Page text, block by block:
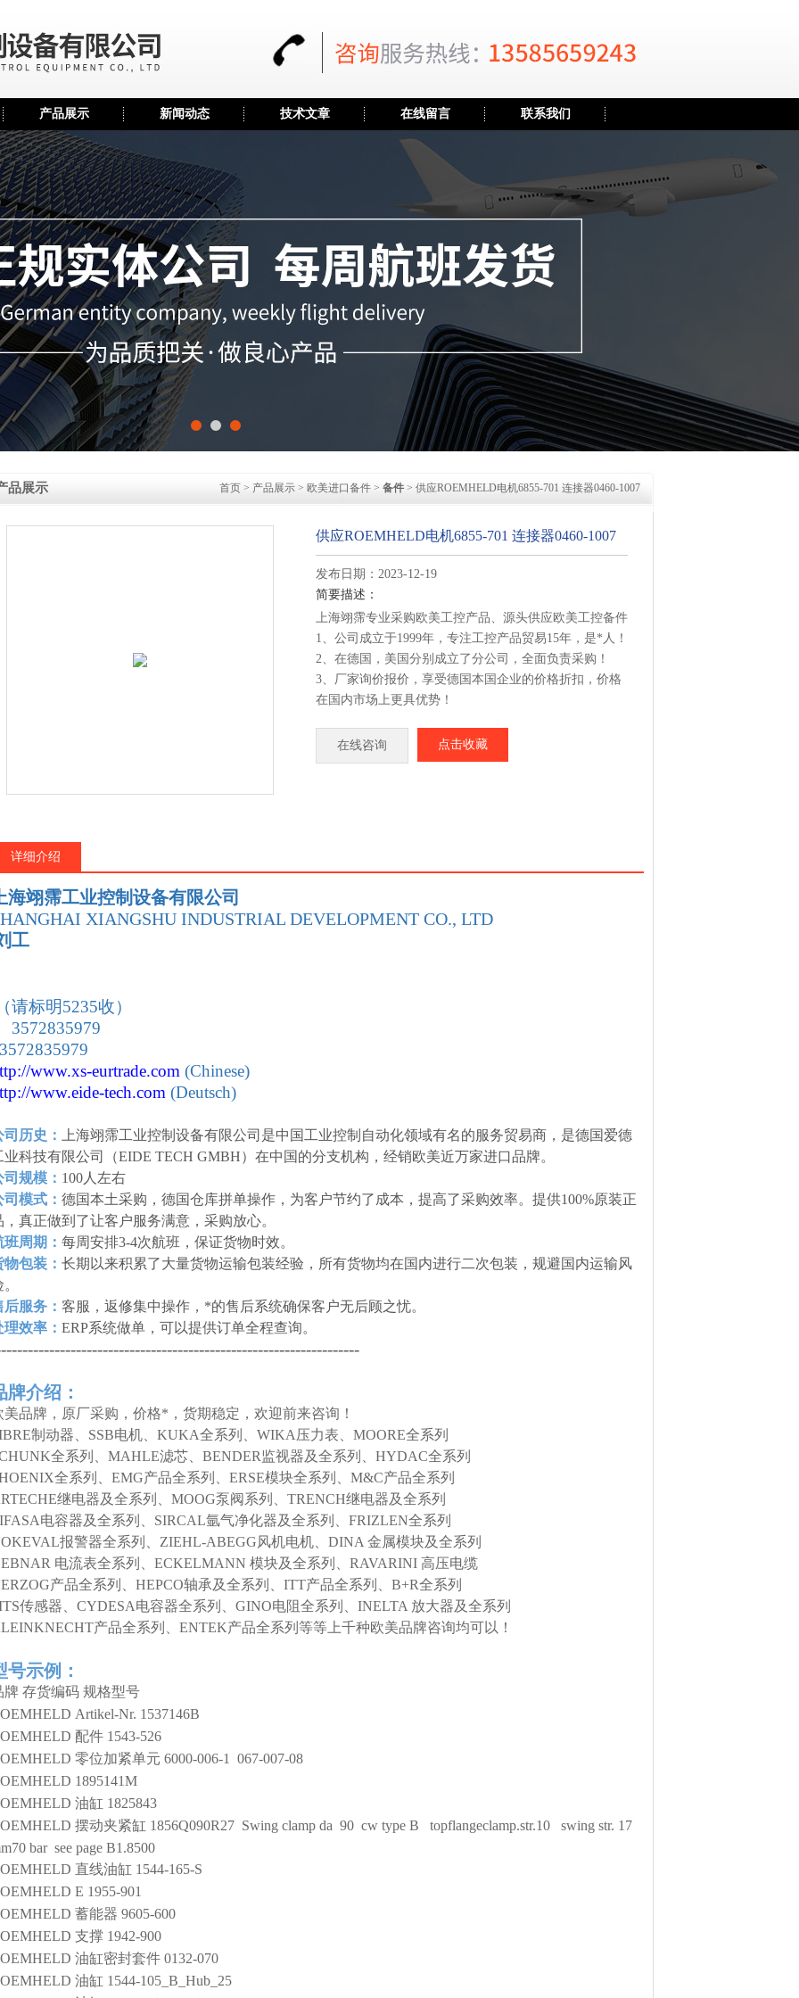
产品展示 新闻动态 技术文章 在线留言 联系我们
品展示 首页 > 产品展示 > 欧美进口备件 > 备件 > 供应ROEMHELD电机6855-701 连接器0460-1007
供应ROEMHELD电机6855-701 连接器0460-1007
发布日期：2023-12-19
简要描述：
上海翊霈专业采购欧美工控产品、源头供应欧美工控备件
1、公司成立于1999年，专注工控产品贸易15年，是*人！
2、在德国，美国分别成立了分公司，全面负责采购！
3、厂家询价报价，享受德国本国企业的价格折扣，价格
在国内市场上更具优势！
部发货！
供应ROEMHELD电机6855-701 连接器0460-1007
在线咨询 点击收藏
详细介绍
海翊霈工业控制设备有限公司
XIANGSHU INDUSTRIAL DEVELOPMENT CO., LTD
工
请标明5235收）
3572835979
www.xs-eurtrade.com (Chinese)
www.eide-tech.com (Deutsch)
司历史：
上海翊霈工业控制设备有限公司是中国工业控制自动化领域有名的服务贸易商，是德国爱德
业科技有限公司（EIDE TECH GMBH）在中国的分支机构，经销欧美近万家进口品牌。
司规模： 100人左右
司模式： 德国本土采购，德国仓库拼单操作，为客户节约了成本，提高了采购效率。提供100%原装正
，真正做到了让客户服务满意，采购放心。
班周期： 每周安排3-4次航班，保证货物时效。
物包装： 长期以来积累了大量货物运输包装经验，所有货物均在国内进行二次包装，规避国内运输风
后服务： 客服，返修集中操作，*的售后系统确保客户无后顾之忧。
理效率： ERP系统做单，可以提供订单全程查询。
牌介绍：
美品牌，原厂采购，价格*，货期稳定，欢迎前来咨询！
制动器、SSB电机、KUKA全系列、WIKA压力表、MOORE全系列
全系列、MAHLE滤芯、BENDER监视器及全系列、HYDAC全系列
全系列、EMG产品全系列、ERSE模块全系列、M&C产品全系列
继电器及全系列、MOOG泵阀系列、TRENCH继电器及全系列
电容器及全系列、SIRCAL氩气净化器及全系列、FRIZLEN全系列
报警器全系列、ZIEHL-ABEGG风机电机、DINA 金属模块及全系列
电流表全系列、ECKELMANN 模块及全系列、RAVARINI 高压电缆
产品全系列、HEPCO轴承及全系列、ITT产品全系列、B+R全系列
传感器、CYDESA电容器全系列、GINO电阻全系列、INELTA 放大器及全系列
产品全系列、ENTEK产品全系列等等上千种欧美品牌咨询均可以！
号示例：
牌 存货编码 规格型号
Artikel-Nr. 1537146B
配件 1543-526
零位加紧单元 6000-006-1 067-007-08
1895141M
油缸 1825843
摆动夹紧缸 1856Q090R27 Swing clamp da 90 cw type B topflangeclamp.str.10 swing str. 17
bar see page B1.8500
直线油缸 1544-165-S
E 1955-901
蓄能器 9605-600
支撑 1942-900
油缸密封套件 0132-070
油缸 1544-105_B_Hub_25